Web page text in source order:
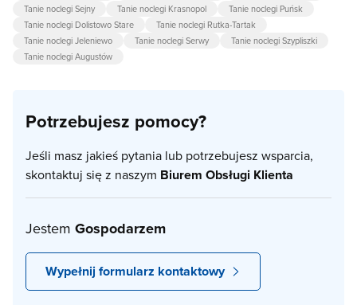
Tanie noclegi Sejny
Tanie noclegi Krasnopol
Tanie noclegi Puńsk
Tanie noclegi Dolistowo Stare
Tanie noclegi Rutka-Tartak
Tanie noclegi Jeleniewo
Tanie noclegi Serwy
Tanie noclegi Szypliszki
Tanie noclegi Augustów
Potrzebujesz pomocy?
Jeśli masz jakieś pytania lub potrzebujesz wsparcia,
skontaktuj się z naszym Biurem Obsługi Klienta
Jestem Gospodarzem
Wypełnij formularz kontaktowy